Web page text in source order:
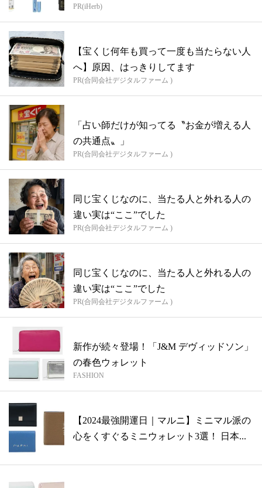
PR(iHerb)
【宝くじ何年も買って一度も当たらない人
へ】原因、はっきりしてます
PR(合同会社デジタルファーム )
「占い師だけが知ってる〝お金が増える人
の共通点〟」
PR(合同会社デジタルファーム )
同じ宝くじなのに、当たる人と外れる人の
違い実は“ここ”でした
PR(合同会社デジタルファーム )
同じ宝くじなのに、当たる人と外れる人の
違い実は“ここ”でした
PR(合同会社デジタルファーム )
新作が続々登場！「J&M デヴィッドソン」
の春色ウォレット
FASHION
【2024最強開運日｜マルニ】ミニマル派の
心をくすぐるミニウォレット3選！ 日本...